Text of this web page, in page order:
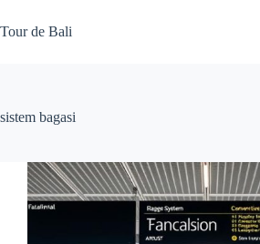
to
content
Tour de Bali
sistem bagasi